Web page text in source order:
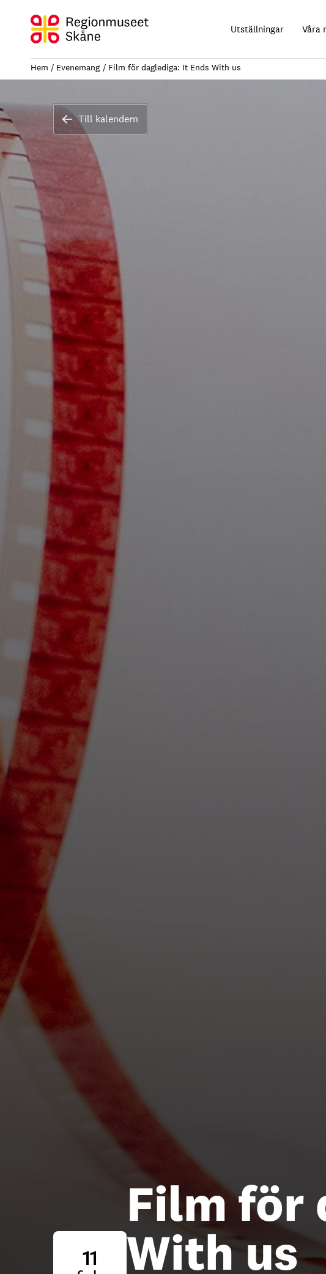
innehåll
Utställningar Våra
Hem Evenemang Film för daglediga: It Ends With us
Till kalendern
11
Film för
With us